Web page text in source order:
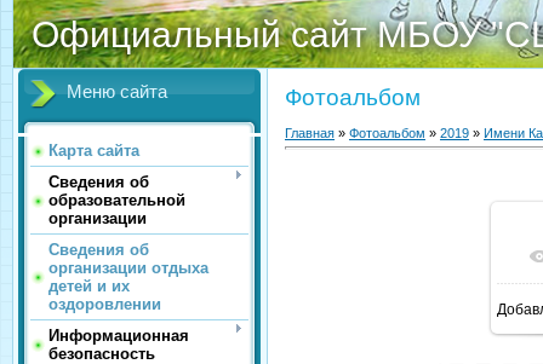
Официальный сайт МБОУ
Меню сайта
Карта сайта
Сведения об
образовательной
организации
Сведения об
организации отдыха
детей и их
оздоровлении
Информационная
безопасность
Фотоальбом
Главная » Фотоальбом » 2019 » Имени